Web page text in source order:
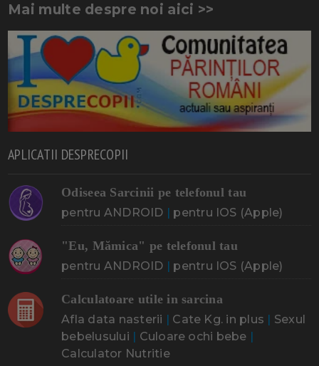
Mai multe despre noi aici >>
APLICATII DESPRECOPII
Odiseea Sarcinii pe telefonul tau
pentru ANDROID | pentru IOS (Apple)
"Eu, Mămica" pe telefonul tau
pentru ANDROID | pentru IOS (Apple)
Calculatoare utile in sarcina
Afla data nasterii | Cate Kg. in plus | Sexul
bebelusului | Culoare ochi bebe |
Calculator Nutritie